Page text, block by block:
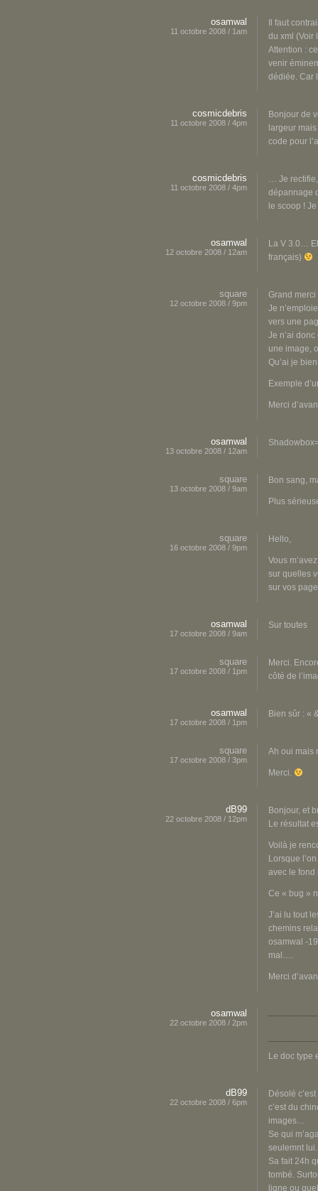
osamwal
11 octobre 2008 / 1am
Il faut
du xml (Voir
Attention :
venir
dédiée. Car
cosmicdebris
11 octobre 2008 / 4pm
Bonjour de
largeur
code pour
cosmicdebris
11 octobre 2008 / 4pm
… Je rectifie,
dépannage
le scoop !
osamwal
12 octobre 2008 / 12am
La V 3.0…
français)
square
12 octobre 2008 / 9pm
Grand
Je
vers une
Je n’ai
une image,
Qu’ai je
Exemple
Merci
osamwal
13 octobre 2008 / 12am
square
13 octobre 2008 / 9am
Bon sang,
Plus
square
16 octobre 2008 / 9pm
Hello,
Vous
sur quelles
sur vos
osamwal
17 octobre 2008 / 9am
Sur toutes
square
17 octobre 2008 / 1pm
Merci.
côté de
osamwal
17 octobre 2008 / 1pm
Bien sûr : «
square
17 octobre 2008 / 3pm
Ah oui mais
Merci.
dB99
22 octobre 2008 / 12pm
Bonjour, et
Le résultat
Voilà je
Lorsque
avec le
Ce « bug »
J’ai lu tout
chemins
osamwal -
mal….
Merci
osamwal
22 octobre 2008 / 2pm
Le doc type
dB99
22 octobre 2008 / 6pm
Désolé
c’est du
images…
Se qui
seulemnt
Sa fait 24h
tombé.
ligne ou